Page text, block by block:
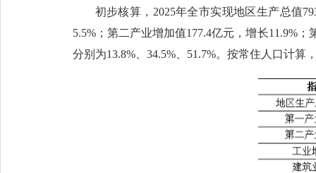
初步核算，2025年全市实现地区生产总值
5.5%；第二产业增加值177.4亿元，增长11.9%；
分别为13.8%、34.5%、51.7%。按常住人口计算